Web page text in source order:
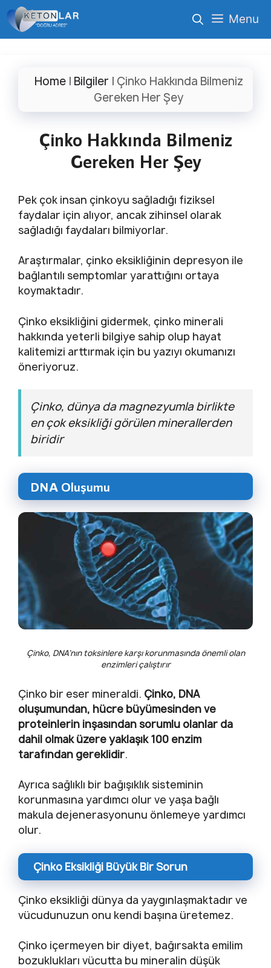
İçeriğe
atla
Menu
Home| Bilgiler | Çinko Hakkında Bilmeniz
Gereken Her Şey
Çinko Hakkında Bilmeniz
Gereken Her Şey
Pek çok insan çinkoyu sağladığı fiziksel
faydalar için alıyor, ancak zihinsel olarak
sağladığı faydaları bilmiyorlar.
Araştırmalar, çinko eksikliğinin depresyon ile
bağlantılı semptomlar yarattığını ortaya
koymaktadır.
Çinko eksikliğini gidermek, çinko minerali
hakkında yeterli bilgiye sahip olup hayat
kalitemizi arttırmak için bu yazıyı okumanızı
öneriyoruz.
Çinko, dünya da magnezyumla birlikte
en çok eksikliği görülen minerallerden
biridir
DNA Oluşumu
Çinko, DNA’nın toksinlere karşı korunmasında önemli olan
enzimleri çalıştırır
Çinko bir eser mineraldi. Çinko, DNA
oluşumundan, hücre büyümesinden ve
proteinlerin inşasından sorumlu olanlar da
dahil olmak üzere yaklaşık 100 enzim
tarafından gereklidir.
Ayrıca sağlıklı bir bağışıklık sisteminin
korunmasına yardımcı olur ve yaşa bağlı
makula dejenerasyonunu önlemeye yardımcı
olur.
Çinko Eksikliği Büyük Bir Sorun
Çinko eksikliği dünya da yaygınlaşmaktadır ve
vücudunuzun onu kendi başına üretemez.
Çinko içermeyen bir diyet, bağırsakta emilim
bozuklukları vücutta bu mineralin düşük